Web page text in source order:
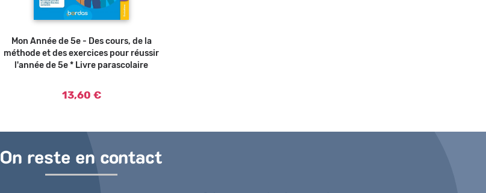
Mon Année de 5e - Des cours, de la
méthode et des exercices pour réussir
l'année de 5e * Livre parascolaire
13,60 €
On reste en contact